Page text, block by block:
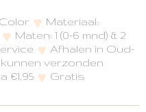
Materiaal:
Maten: 1 (0-6 mnd) & 2
Afhalen in Oud-
verzonden
€1,95
Gratis